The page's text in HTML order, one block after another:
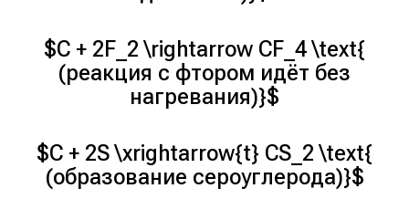
$C + 2F_2 \rightarrow CF_4 \text{
(реакция с фтором идёт без
нагревания)}$
$C + 2S \xrightarrow{t} CS_2 \text{
(образование сероуглерода)}$